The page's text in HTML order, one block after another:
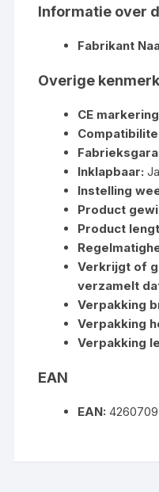
Informatie over
Fabrikant
Overige
CE
Inklapbaar: Ja
Instelling
Product
Product
Verkrijgt of
verzamelt
Verpakking
Verpakking
Verpakking
EAN
EAN: